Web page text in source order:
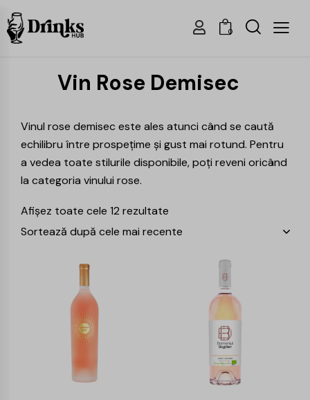
0
Vin Rose Demisec
Vinul rose demisec este ales atunci când se caută
echilibru între prospețime și gust mai rotund. Pentru
a vedea toate stilurile disponibile, poți reveni oricând
la categoria vinului rose.
Afișez toate cele 12 rezultate